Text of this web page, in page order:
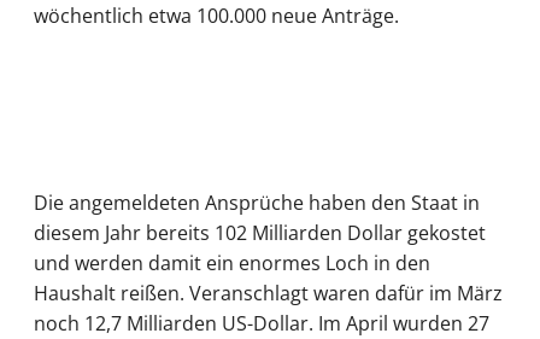
wöchentlich etwa 100.000 neue Anträge.
Die angemeldeten Ansprüche haben den Staat in
diesem Jahr bereits 102 Milliarden Dollar gekostet
und werden damit ein enormes Loch in den
Haushalt reißen. Veranschlagt waren dafür im März
noch 12,7 Milliarden US-Dollar. Im April wurden 27